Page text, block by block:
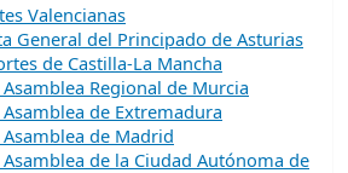
Valencianas
General del Principado de Asturias
de Castilla-La Mancha
Asamblea Regional de Murcia
Asamblea de Extremadura
Asamblea de Madrid
Asamblea de la Ciudad Autónoma de